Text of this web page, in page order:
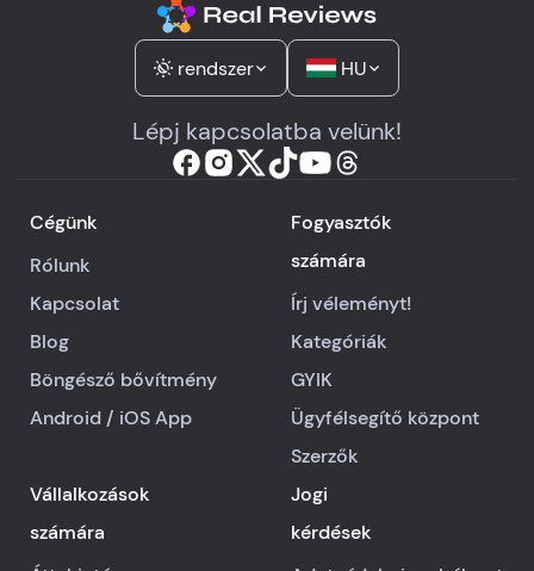
rendszer HU
Lépj kapcsolatba velünk!
Cégünk
Rólunk
Kapcsolat
Blog
Böngésző bővítmény
Android/ iOSApp
Fogyasztók
számára
Írj véleményt!
Kategóriák
GYIK
Ügyfélsegítő központ
Szerzők
Vállalkozások
számára
Jogi
kérdések